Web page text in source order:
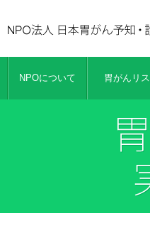
NPOについて 胃がんリ